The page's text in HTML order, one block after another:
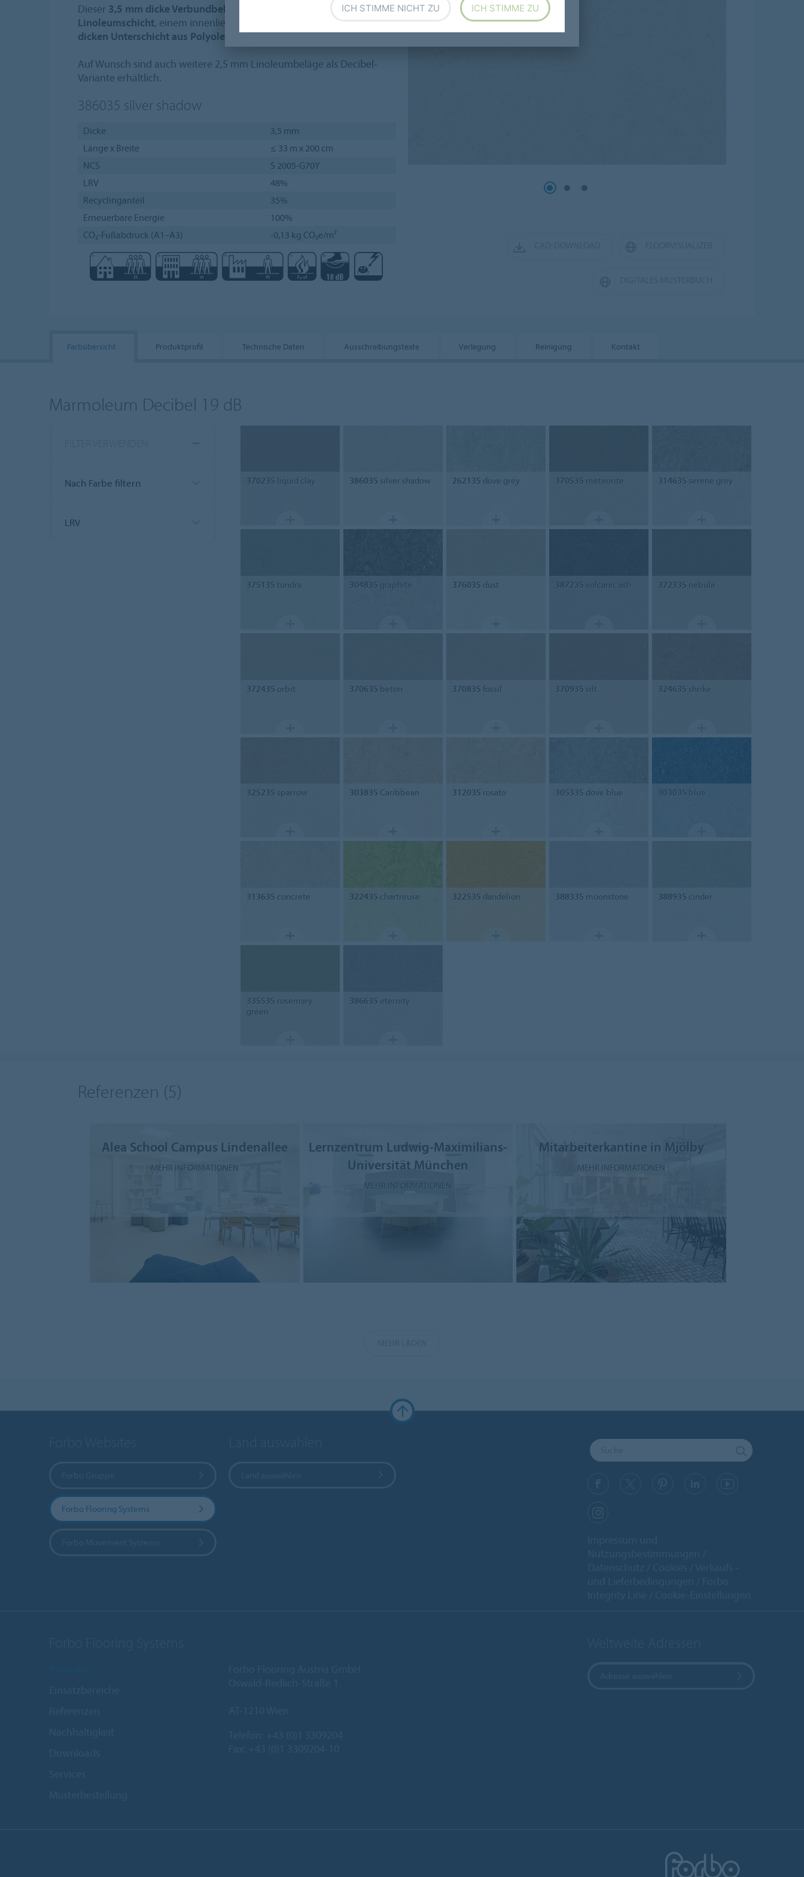
Dieser 3,5 mm dicke Verbundbelag
2,5 mm starken
Linoleumschicht, einem innenliegenden Jutegewebe und einer
dicken Unterschicht aus Polyolefinschaum.
Auf Wunsch sind auch weitere 2,5 mm Linoleumbeläge als Decibel-
Variante erhältlich.
386035 silver shadow
Dicke
3,5 mm
Länge x Breite
≤ 33 m x 200 cm
NCS
S 2005-G70Y
LRV
48%
Recyclinganteil
35%
Erneuerbare Energie
100%
CO₂-Fußabdruck (A1–A3)
-0,13 kg CO₂e/m²
Farbübersicht Produktprofil Technische Daten Ausschreibungstexte Verlegung Reinigung Kontakt
Marmoleum Decibel 19 dB
Nach Farbe filtern
LRV
370235 liquid clay 386035 silver shadow 262135 dove grey 370535 meteorite 314635 serene grey
375135 tundra 304835 graphite 376035 dust 387235 volcanic ash 372335 nebula
372435 orbit 370635 beton 370835 fossil 370935 silt 324635 shrike
325235 sparrow 303835 Caribbean 312035 rosato 305335 dove blue 303035 blue
313635 concrete 322435 chartreuse 322535 dandelion 388335 moonstone 388935 cinder
335535 rosemary
green
386635 eternity
Referenzen (5)
Alea School Campus Lindenallee
MEHR INFORMATIONEN
Lernzentrum Ludwig-Maximilians-
Universität München
MEHR INFORMATIONEN
Mitarbeiterkantine in Mjölby
MEHR INFORMATIONEN
Forbo Flooring Systems
ICH STIMME NICHT ZU ICH STIMME ZU